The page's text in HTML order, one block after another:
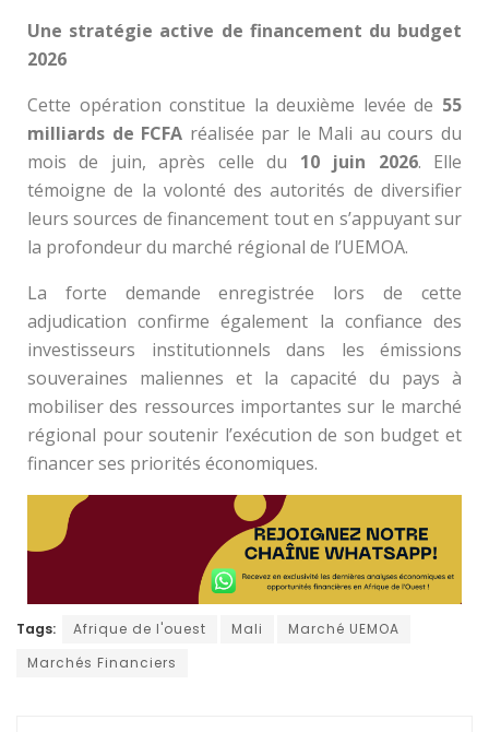
Une stratégie active de financement du budget
2026
Cette opération constitue la deuxième levée de 55
milliards de FCFA réalisée par le Mali au cours du
mois de juin, après celle du 10 juin 2026. Elle
témoigne de la volonté des autorités de diversifier
leurs sources de financement tout en s’appuyant sur
la profondeur du marché régional de l’UEMOA.
La forte demande enregistrée lors de cette
adjudication confirme également la confiance des
investisseurs institutionnels dans les émissions
souveraines maliennes et la capacité du pays à
mobiliser des ressources importantes sur le marché
régional pour soutenir l’exécution de son budget et
financer ses priorités économiques.
Tags: Afrique de l'ouest Mali
Marché UEMOA
Marchés Financiers